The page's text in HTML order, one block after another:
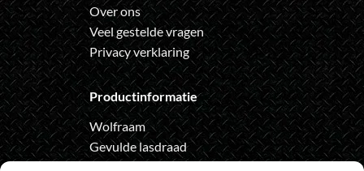
Over ons
Veel gestelde vragen
Privacy verklaring
Productinformatie
Wolfraam
Gevulde lasdraad